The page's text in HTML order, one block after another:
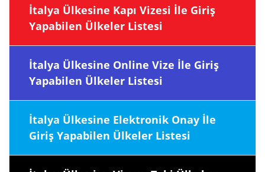
İtalya Ülkesine Kapı Vizesi İle Giriş
Yapabilen Ülkeler Listesi
İtalya Ülkesine Online Vize İle Giriş
Yapabilen Ülkeler Listesi
İtalya Ülkesine Elektronik Onay İle
Giriş Yapabilen Ülkeler Listesi